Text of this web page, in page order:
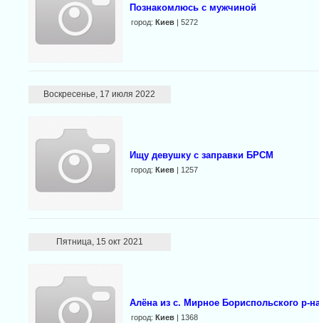
Познакомлюсь с мужчиной
город: Киев | 5272
Воскресенье, 17 июля 2022
Ищу девушку с заправки БРСМ
город: Киев | 1257
Пятница, 15 окт 2021
Алёна из с. Мирное Бориспольского р-
город: Киев | 1368